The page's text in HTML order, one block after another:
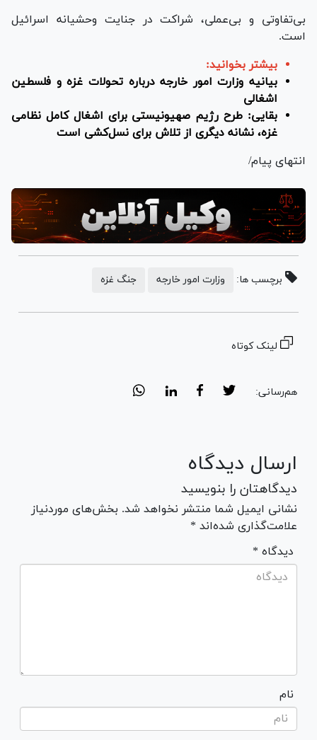
بی‌تفاوتی و بی‌عملی، شراکت در جنایت وحشیانه اسرائیل
است.
بیشتر بخوانید:
بیانیه وزارت امور خارجه درباره تحولات غزه و فلسطین
اشغالی
بقایی: طرح رژیم صهیونیستی برای اشغال کامل نظامی
غزه، نشانه دیگری از تلاش برای نسل‌کشی است
انتهای پیام/
برچسب ها: وزارت امور خارجه جنگ غزه
لینک کوتاه
هم‌رسانی:
ارسال دیدگاه
دیدگاهتان را بنویسید
نشانی ایمیل شما منتشر نخواهد شد. بخش‌های موردنیاز
علامت‌گذاری شده‌اند *
* دیدگاه
نام